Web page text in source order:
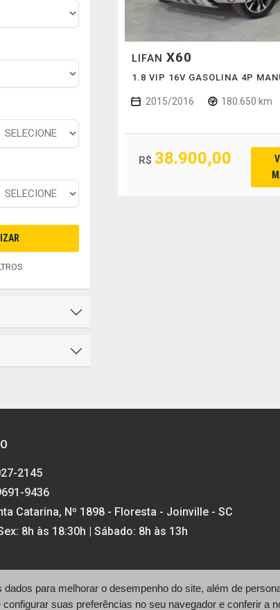
LIFAN X60
1.8 VIP 16V GASOLINA 4P
2015/2016 180.650 km
R$ 38.900,00
2145
9436
Catarina, Nº 1898 - Floresta - Joinville - SC
8h às 18:30h | Sábado: 8h às 13h
- http://daucarveiculos.com.br/
dados para melhorar o desempenho do site, além de
configurar suas preferências no seu navegador e conferir a